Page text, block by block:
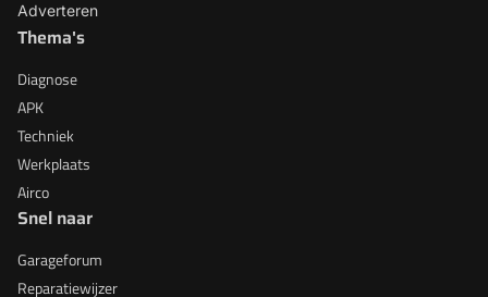
Adverteren
Thema's
Diagnose
APK
Techniek
Werkplaats
Airco
Snel naar
Garageforum
Reparatiewijzer